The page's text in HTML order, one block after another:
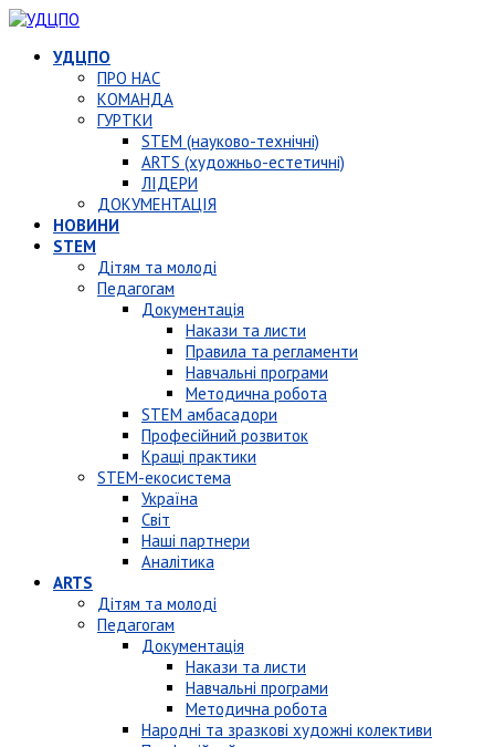
УДЦПО
ПРО НАС
КОМАНДА
ГУРТКИ
STEM (науково-технічні)
ARTS (художньо-естетичні)
ЛІДЕРИ
ДОКУМЕНТАЦІЯ
НОВИНИ
STEM
Дітям та молоді
Педагогам
Документація
Накази та листи
Правила та регламенти
Навчальні програми
Методична робота
STEM амбасадори
Професійний розвиток
Кращі практики
STEM-екосистема
Україна
Світ
Наші партнери
Аналітика
ARTS
Дітям та молоді
Педагогам
Документація
Накази та листи
Навчальні програми
Методична робота
Народні та зразкові художні колективи